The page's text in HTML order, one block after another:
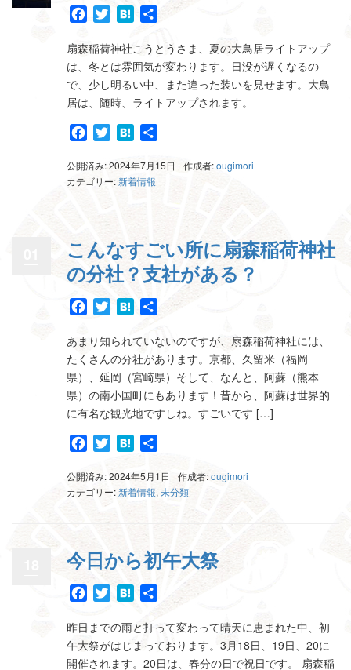
FacebookTwitterHatena
共
扇森稲荷神社こうとうさま、夏の大鳥居ライトアップ
は、冬とは雰囲気が変わります。日没が遅くなるの
で、少し明るい中、また違った装いを見せます。大鳥
居は、随時、ライトアップされます。
FacebookTwitterHatena
公開済み: 2024年7月15日 作成者:ougimori
カテゴリー:新着情報
こんなすごい所に扇森稲荷神社
の分社？支社がある？
FacebookTwitterHatena
共
あまり知られていないのですが、扇森稲荷神社には、
たくさんの分社があります。京都、久留米（福岡
県）、延岡（宮崎県）そして、なんと、阿蘇（熊本
県）の南小国町にもあります！昔から、阿蘇は世界的
に有名な観光地ですしね。すごいです […]
FacebookTwitterHatena
公開済み: 2024年5月1日 作成者:ougimori
カテゴリー:新着情報, 未分類
今日から初午大祭
FacebookTwitterHatena
有
昨日までの雨と打って変わって晴天に恵まれた中、初
午大祭がはじまっております。3月18日、19日、20に
開催されます。20日は、春分の日で祝日です。 扇森稲